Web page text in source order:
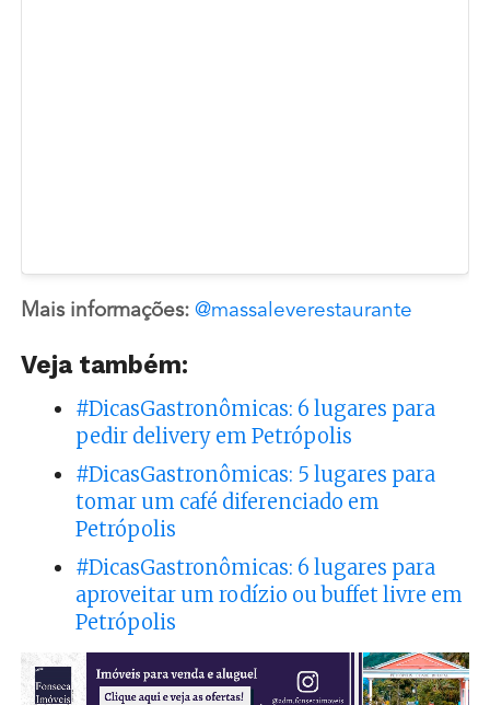
Mais informações: @massaleverestaurante
Veja também:
#DicasGastronômicas: 6 lugares para
pedir delivery em Petrópolis
#DicasGastronômicas: 5 lugares para
tomar um café diferenciado em
Petrópolis
#DicasGastronômicas: 6 lugares para
aproveitar um rodízio ou buffet livre em
Petrópolis